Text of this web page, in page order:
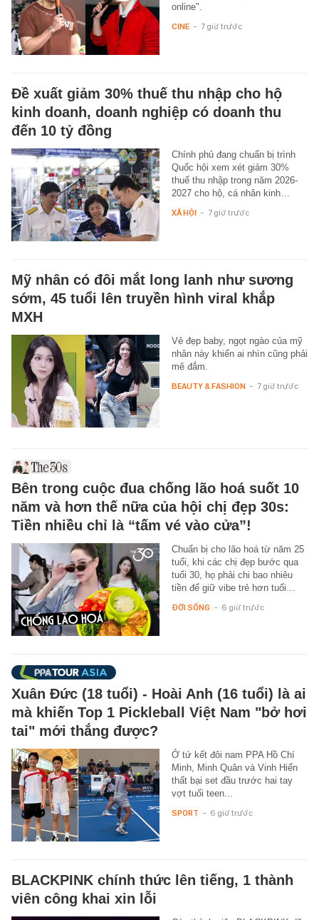
online".
CINE - 7 giờ trước
Đề xuất giảm 30% thuế thu nhập cho hộ
kinh doanh, doanh nghiệp có doanh thu
đến 10 tỷ đồng
Chính phủ đang chuẩn bị trình
Quốc hội xem xét giảm 30%
thuế thu nhập trong năm 2026-
2027 cho hộ, cá nhân kinh…
XÃ HỘI - 7 giờ trước
Mỹ nhân có đôi mắt long lanh như sương
sớm, 45 tuổi lên truyền hình viral khắp
MXH
Vẻ đẹp baby, ngọt ngào của mỹ
nhân này khiến ai nhìn cũng phải
mê đắm.
BEAUTY & FASHION - 7 giờ trước
Bên trong cuộc đua chống lão hoá suốt 10
năm và hơn thế nữa của hội chị đẹp 30s:
Tiền nhiều chỉ là “tấm vé vào cửa”!
Chuẩn bị cho lão hoá từ năm 25
tuổi, khi các chị đẹp bước qua
tuổi 30, họ phải chi bao nhiêu
tiền để giữ vibe trẻ hơn tuổi…
ĐỜI SỐNG - 6 giờ trước
Xuân Đức (18 tuổi) - Hoài Anh (16 tuổi) là ai
mà khiến Top 1 Pickleball Việt Nam "bở hơi
tai" mới thắng được?
Ở tứ kết đôi nam PPA Hồ Chí
Minh, Minh Quân và Vinh Hiển
thất bại set đầu trước hai tay
vợt tuổi teen...
SPORT - 6 giờ trước
BLACKPINK chính thức lên tiếng, 1 thành
viên công khai xin lỗi